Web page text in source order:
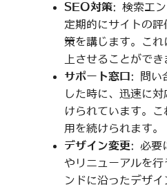
SEO対策: 検索エン
定期的にサイトの
策を講じます。こ
上させることができ
サポート窓口 : 問い
した時に、迅速に
けられています。
用を続けられます。
デザイン変更: 必要
やリニューアルを
ンドに沿ったデザ